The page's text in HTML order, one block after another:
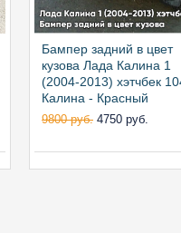
Бампер задний в цвет
кузова Лада Калина 1
(2004-2013) хэтчбек
Калина - Красный
9800 руб. 4750 руб.